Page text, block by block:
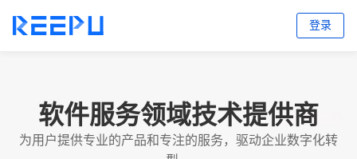
登录
软件服务领域技术提供商
为用户提供专业的产品和专注的服务，驱动企业数字化转